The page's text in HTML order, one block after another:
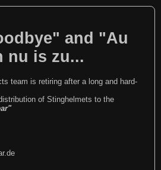
and "Au
nu is zu...
team is retiring after a long and hard-
of Stinghelmets to the